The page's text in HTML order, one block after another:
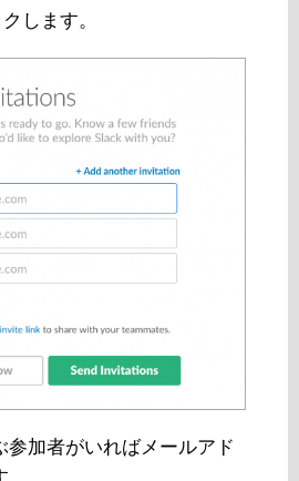
します。
参加者がいればメールアド